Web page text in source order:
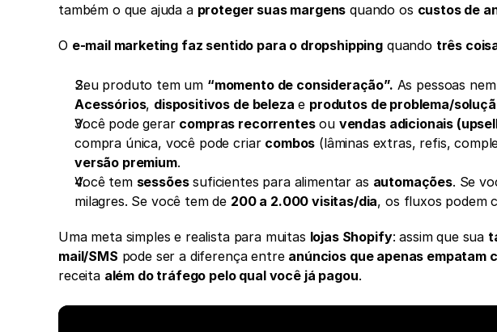
também o que ajuda a proteger suas margens quando os custos de
O e-mail marketing faz sentido para o dropshipping quando três
Seu produto tem um “momento de consideração”.
Acessórios, dispositivos de beleza e produtos de problema/
Você pode gerar compras recorrentes ou vendas adicionais
compra única, você pode criar combos (lâminas extras, refis,
versão premium.
Você tem sessões suficientes para alimentar as automações. Se
milagres. Se você tem de 200 a 2.000 visitas/dia, os fluxos podem
Uma meta simples e realista para muitas lojas Shopify: assim que sua
mail/SMS pode ser a diferença entre anúncios que apenas empatam
receita além do tráfego pelo qual você já pagou.